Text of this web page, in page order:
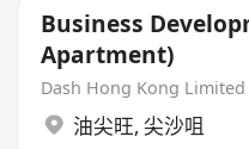
Business
Apartment)
Dash Hong Kong Limited
油尖旺, 尖沙咀